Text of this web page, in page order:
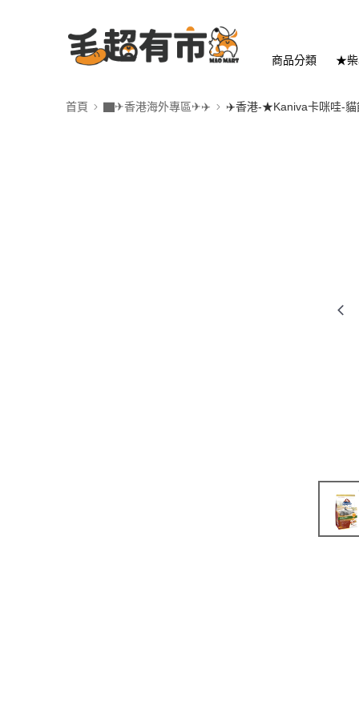
商品分類 ★柴
首頁 ▇✈香港海外專區✈✈️ ✈️香港-★Kaniva卡咪哇-貓